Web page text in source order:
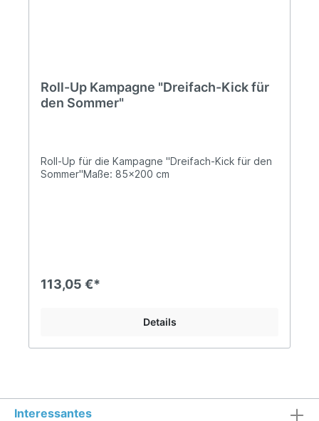
Roll-Up Kampagne "Dreifach-Kick für
den Sommer"
Roll-Up für die Kampagne "Dreifach-Kick für den
Sommer"Maße: 85x200 cm
113,05 €*
Details
Interessantes